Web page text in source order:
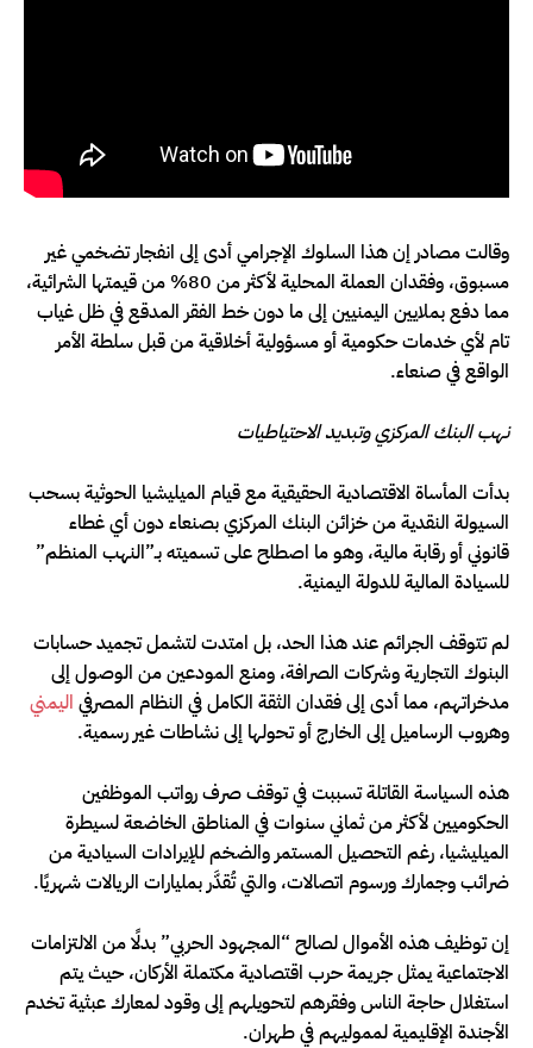
وقالت مصادر إن هذا السلوك الإجرامي أدى إلى انفجار تضخمي غير
مسبوق، وفقدان العملة المحلية لأكثر من 80% من قيمتها الشرائية،
مما دفع بملايين اليمنيين إلى ما دون خط الفقر المدقع في ظل غياب
تام لأي خدمات حكومية أو مسؤولية أخلاقية من قبل سلطة الأمر
الواقع في صنعاء.
نهب البنك المركزي وتبديد الاحتياطيات
بدأت المأساة الاقتصادية الحقيقية مع قيام الميليشيا الحوثية بسحب
السيولة النقدية من خزائن البنك المركزي بصنعاء دون أي غطاء
قانوني أو رقابة مالية، وهو ما اصطلح على تسميته بـ”النهب المنظم”
للسيادة المالية للدولة اليمنية.
لم تتوقف الجرائم عند هذا الحد، بل امتدت لتشمل تجميد حسابات
البنوك التجارية وشركات الصرافة، ومنع المودعين من الوصول إلى
مدخراتهم، مما أدى إلى فقدان الثقة الكامل في النظام المصرفي اليمني
وهروب الرساميل إلى الخارج أو تحولها إلى نشاطات غير رسمية.
هذه السياسة القاتلة تسببت في توقف صرف رواتب الموظفين
الحكوميين لأكثر من ثماني سنوات في المناطق الخاضعة لسيطرة
الميليشيا، رغم التحصيل المستمر والضخم للإيرادات السيادية من
ضرائب وجمارك ورسوم اتصالات، والتي تُقدَّر بمليارات الريالات شهريًا.
إن توظيف هذه الأموال لصالح “المجهود الحربي” بدلًا من الالتزامات
الاجتماعية يمثل جريمة حرب اقتصادية مكتملة الأركان، حيث يتم
استغلال حاجة الناس وفقرهم لتحويلهم إلى وقود لمعارك عبثية تخدم
الأجندة الإقليمية لمموليهم في طهران.